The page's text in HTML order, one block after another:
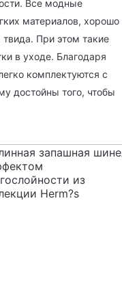
Все модные
материалов, хорошо
При этом такие
в уходе. Благодаря
комплектуются с
достойны того, чтобы